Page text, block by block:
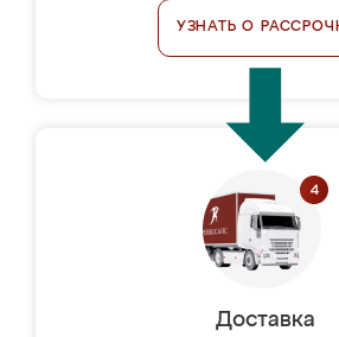
УЗНАТЬ О
Доставка